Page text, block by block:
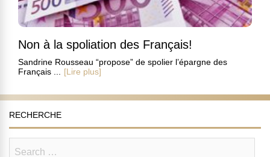
Non à la spoliation des Français!
Sandrine Rousseau “propose” de spolier l’épargne des
Français ...
[Lire plus]
RECHERCHE